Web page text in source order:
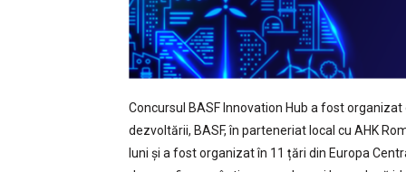
Concursul BASF Innovation Hub a fost
dezvoltării, BASF, în parteneriat local cu AHK
luni și a fost organizat în 11 țări din Europa